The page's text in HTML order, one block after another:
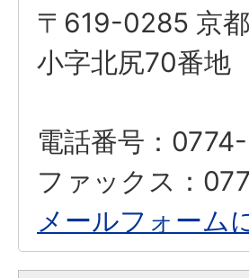
〒619-0285 京
小字北尻70番地
電話番号：
ファックス：
メールフォーム